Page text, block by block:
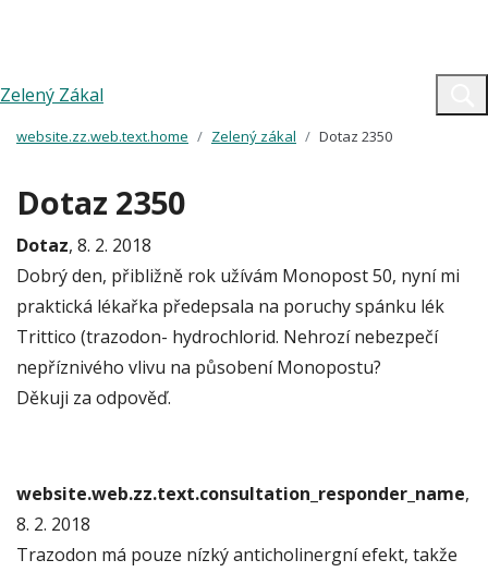
Zelený Zákal
website.zz.web.text.home Zelený zákal Dotaz 2350
Dotaz 2350
Dotaz, 8. 2. 2018
Dobrý den, přibližně rok užívám Monopost 50, nyní mi
praktická lékařka předepsala na poruchy spánku lék
Trittico (trazodon- hydrochlorid. Nehrozí nebezpečí
nepříznivého vlivu na působení Monopostu?
Děkuji za odpověď.
website.web.zz.text.consultation_responder_name,
8. 2. 2018
Trazodon má pouze nízký anticholinergní efekt, takže